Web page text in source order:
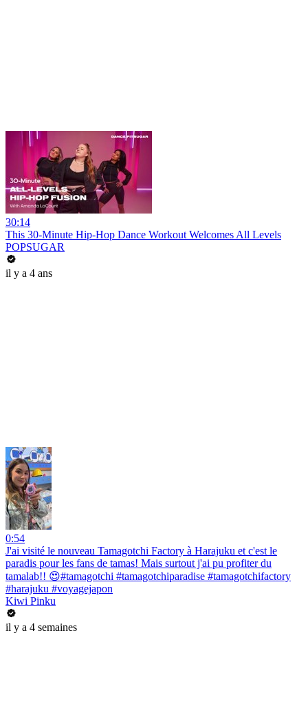
30:14
This 30-Minute Hip-Hop Dance Workout Welcomes All Levels
POPSUGAR
il y a 4 ans
0:54
J'ai visité le nouveau Tamagotchi Factory à Harajuku et c'est le
paradis pour les fans de tamas! Mais surtout j'ai pu profiter du
tamalab!! 😍#tamagotchi #tamagotchiparadise #tamagotchifactory
#harajuku #voyagejapon
Kiwi Pinku
il y a 4 semaines